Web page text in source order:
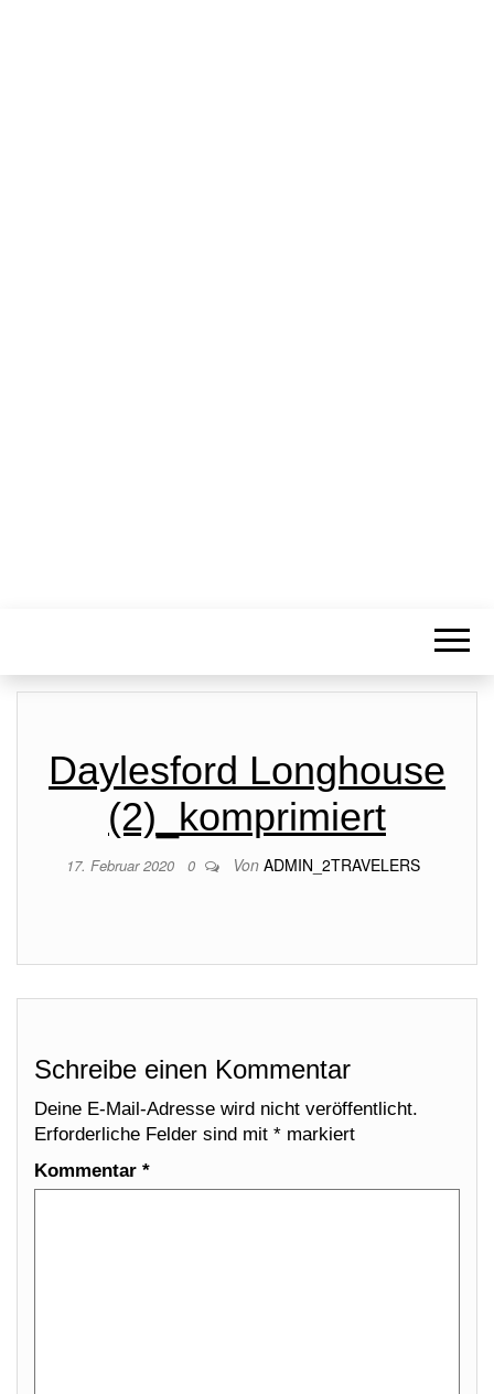
Daylesford Longhouse
(2)_komprimiert
17. Februar 2020 0 Von ADMIN_2TRAVELERS
Schreibe einen Kommentar
Deine E-Mail-Adresse wird nicht veröffentlicht.
Erforderliche Felder sind mit * markiert
Kommentar *